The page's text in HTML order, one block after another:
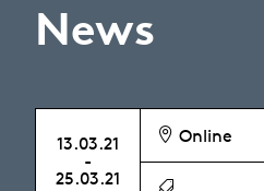
News
13.03.21
-
25.03.21
Online